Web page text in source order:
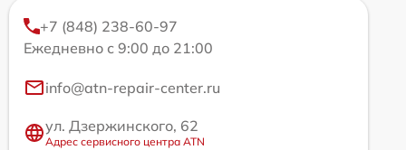
+7 (848) 238-60-97
Ежедневно с 9:00 до 21:00
info@atn-repair-center.ru
ул. Дзержинского, 62
Адрес сервисного центра ATN